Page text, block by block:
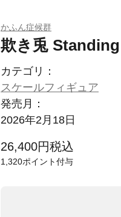
かふん症候群
欺き兎
カテゴリ：
スケールフィギュア
発売月：
2026年2月18日
26,400円税込
1,320ポイント付与